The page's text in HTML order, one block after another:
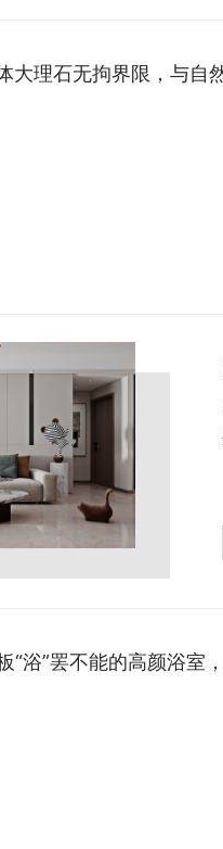
理石无拘界限，与自
浴”罢不能的高颜浴室